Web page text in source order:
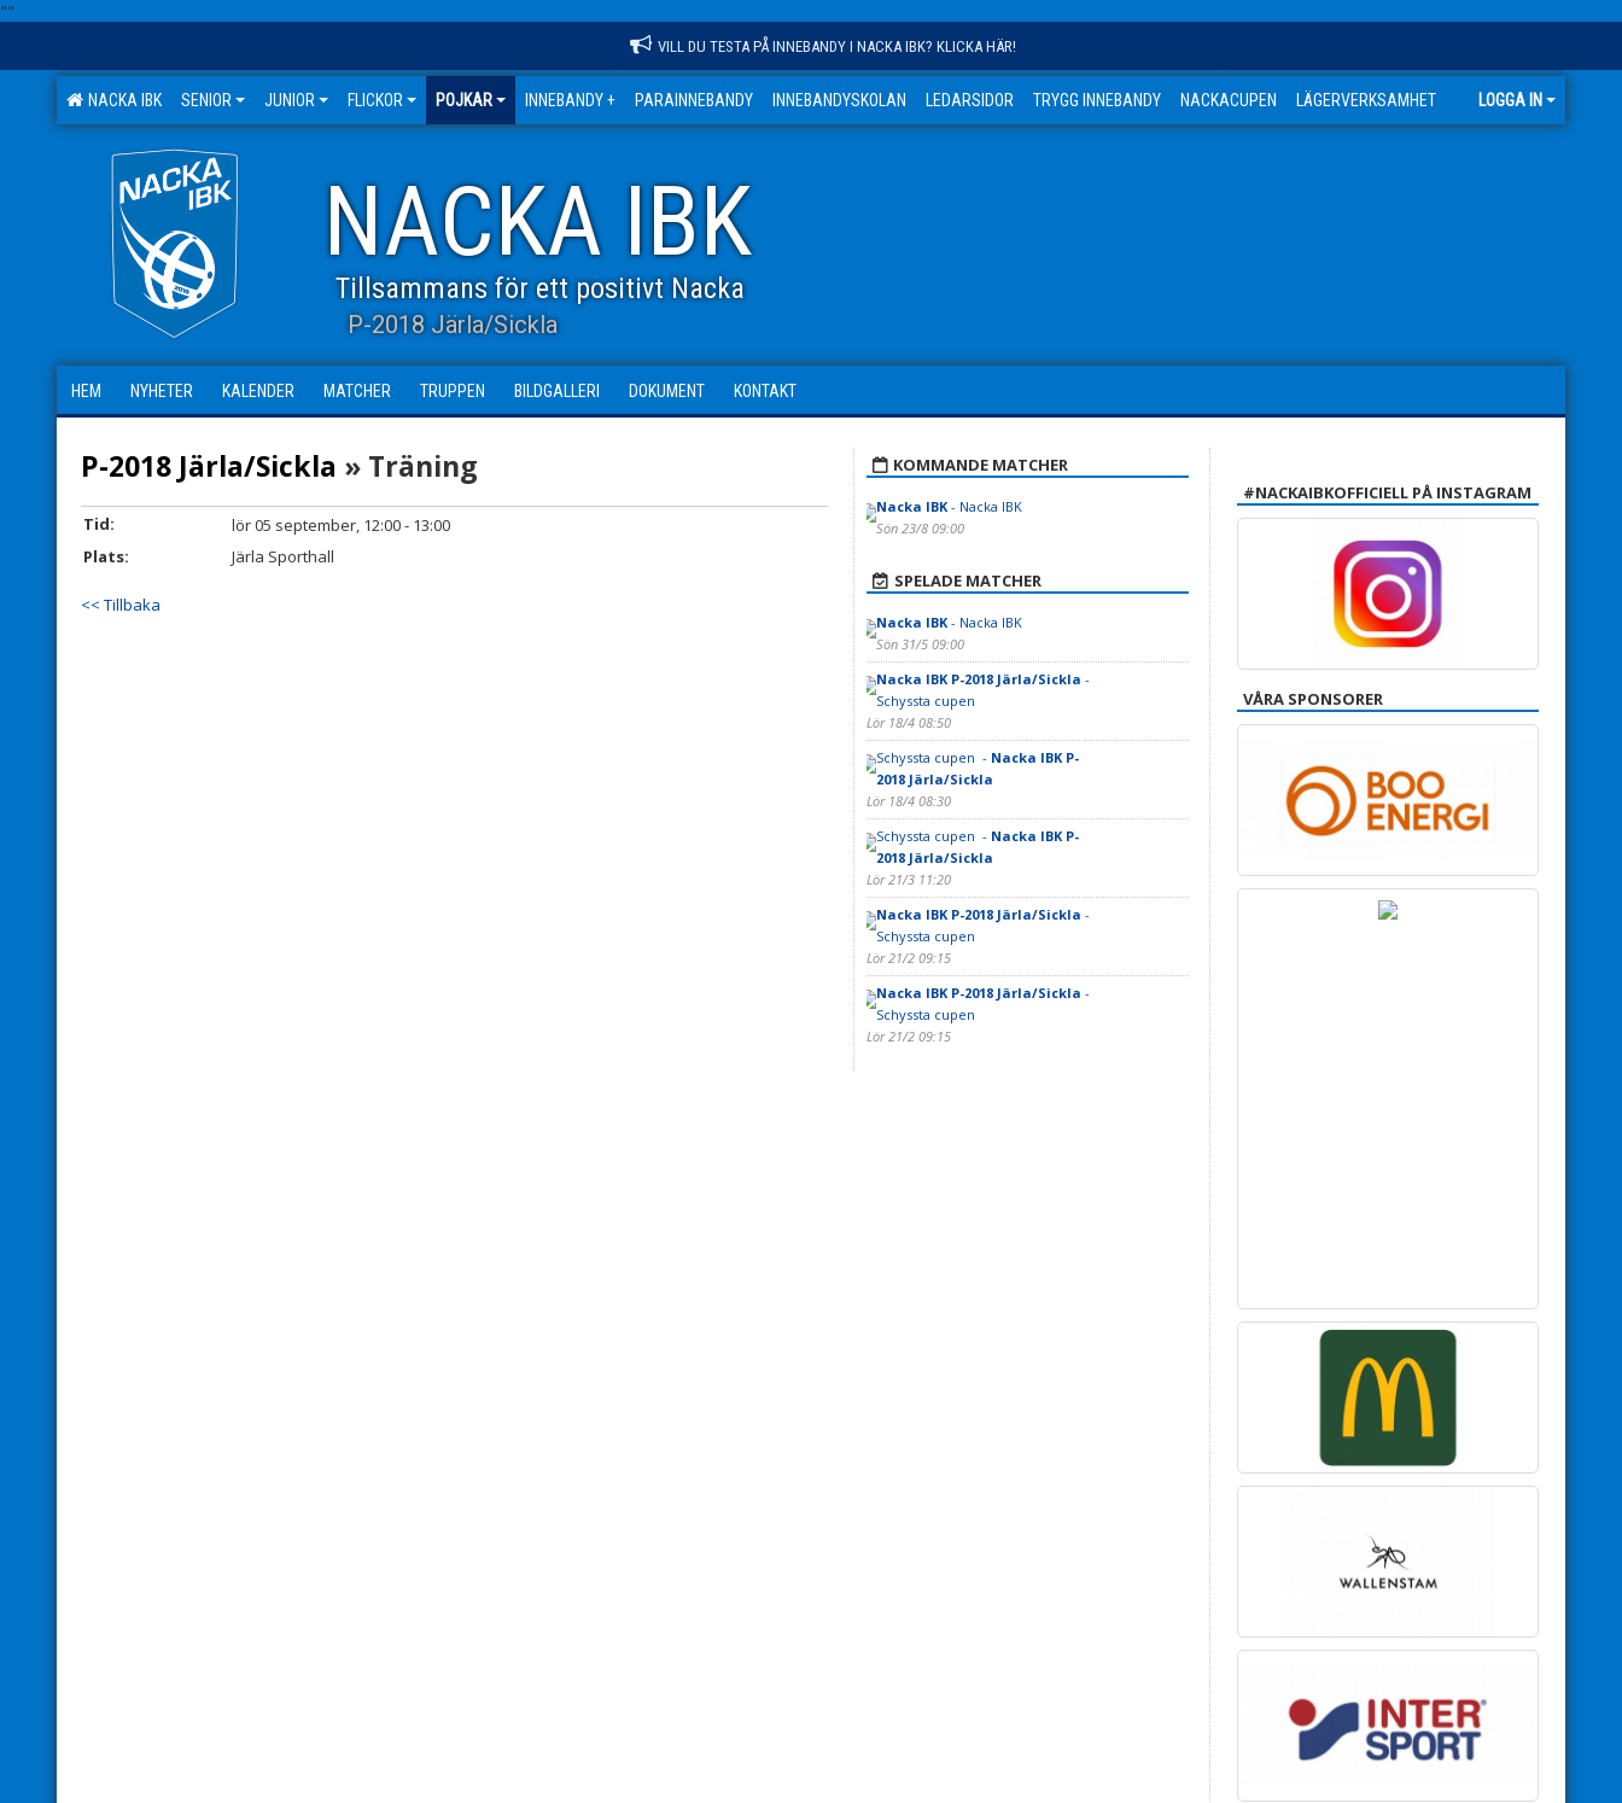
""
VILL DU TESTA PÅ INNEBANDY I NACKA IBK? KLICKA HÄR!
NACKA IBK SENIOR JUNIOR FLICKOR POJKAR INNEBANDY + PARAINNEBANDY INNEBANDYSKOLAN LEDARSIDOR TRYGG INNEBANDY NACKACUPEN LÄGERVERKSAMHET LOGGA IN
NACKA IBK
Tillsammans för ett positivt Nacka
P-2018 Järla/Sickla
HEM NYHETER KALENDER MATCHER TRUPPEN BILDGALLERI DOKUMENT KONTAKT
P-2018 Järla/Sickla » Träning
Tid:
lör 05 september, 12:00 - 13:00
Plats:
Järla Sporthall
<< Tillbaka
KOMMANDE MATCHER
Nacka IBK- Nacka IBK
Sön 23/8 09:00
SPELADE MATCHER
Nacka IBK- Nacka IBK
Sön 31/5 09:00
Nacka IBK P-2018 Järla/Sickla -
Schyssta cupen
Lör 18/4 08:50
Schyssta cupen - Nacka IBK P-
2018 Järla/Sickla
Lör 18/4 08:30
Schyssta cupen - Nacka IBK P-
2018 Järla/Sickla
Lör 21/3 11:20
Nacka IBK P-2018 Järla/Sickla -
Schyssta cupen
Lör 21/2 09:15
Nacka IBK P-2018 Järla/Sickla -
Schyssta cupen
Lör 21/2 09:15
#NACKAIBKOFFICIELL PÅ INSTAGRAM
VÅRA SPONSORER